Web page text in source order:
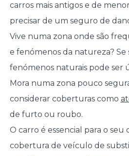
carros mais antigos e de
precisar de um seguro de
Vive numa zona onde são
e fenómenos da natureza? Se
fenómenos naturais pode ser
Mora numa zona pouco
considerar coberturas como
de furto ou roubo.
O carro é essencial para o seu
cobertura de veículo de